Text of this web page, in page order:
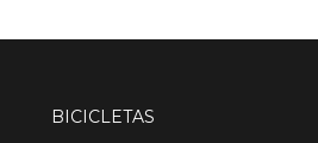
BICICLETAS